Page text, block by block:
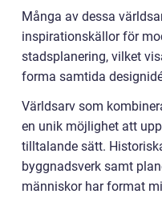
Många av dessa
inspirationskällor för
stadsplanering, vilket
forma samtida
Världsarv som
en unik möjlighet att
tilltalande sätt.
byggnadsverk samt
människor har format